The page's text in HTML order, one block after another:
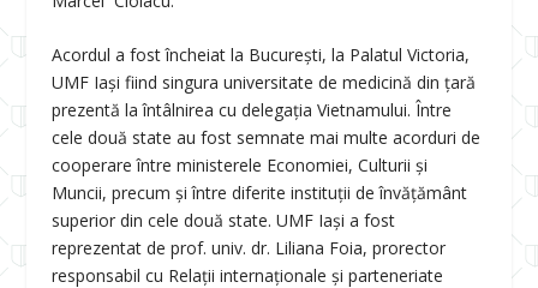
Acordul a fost încheiat la București, la Palatul Victoria,
UMF Iași fiind singura universitate de medicină din țară
prezentă la întâlnirea cu delegația Vietnamului. Între
cele două state au fost semnate mai multe acorduri de
cooperare între ministerele Economiei, Culturii și
Muncii, precum și între diferite instituții de învățământ
superior din cele două state. UMF Iași a fost
reprezentat de prof. univ. dr. Liliana Foia, prorector
responsabil cu Relații internaționale și parteneriate